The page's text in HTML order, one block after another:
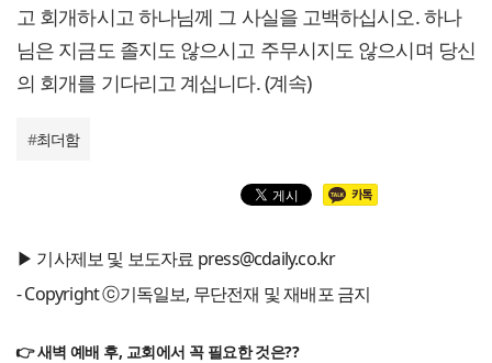
고 회개하시고 하나님께 그 사실을 고백하십시오. 하나
님은 지금도 졸지도 않으시고 주무시지도 않으시며 당신
의 회개를 기다리고 계십니다. (계속)
#최더함
▶ 기사제보 및 보도자료 press@cdaily.co.kr
- Copyright ⓒ기독일보, 무단전재 및 재배포 금지
👉 새벽 예배 후, 교회에서 꼭 필요한 것은??